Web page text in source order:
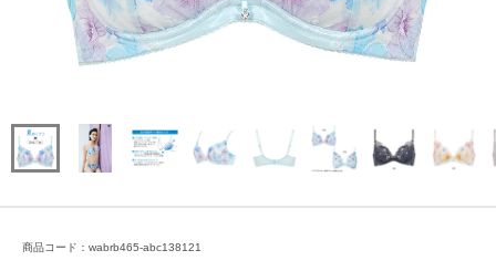
商品コード：wabrb465-abc138121